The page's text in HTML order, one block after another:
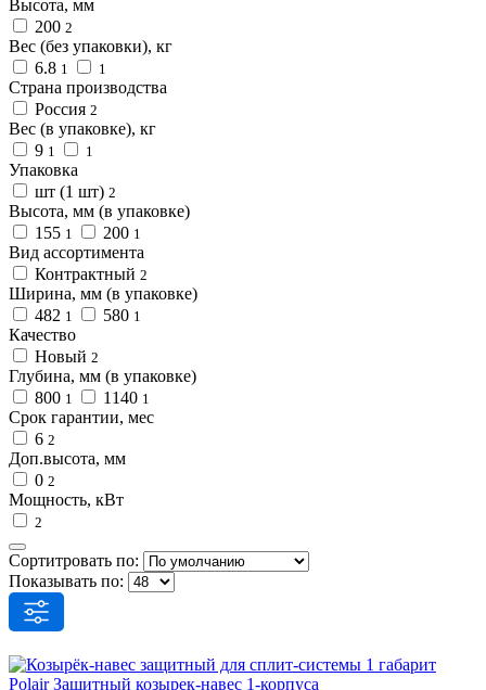
Высота, мм
200 2
Вес (без упаковки), кг
6.8 1 1
Страна производства
Россия 2
Вес (в упаковке), кг
9 1 1
Упаковка
шт (1 шт) 2
Высота, мм (в упаковке)
155 1 200 1
Вид ассортимента
Контрактный 2
Ширина, мм (в упаковке)
482 1 580 1
Качество
Новый 2
Глубина, мм (в упаковке)
800 1 1140 1
Срок гарантии, мес
6 2
Доп.высота, мм
0 2
Мощность, кВт
2
Сортитровать по:
Показывать по: